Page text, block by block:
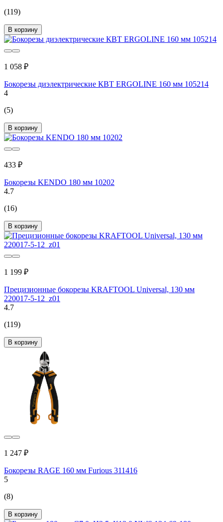
(119)
В корзину
1 058 ₽
Бокорезы диэлектрические КВТ ERGOLINE 160 мм 105214
4
(5)
В корзину
433 ₽
Бокорезы KENDO 180 мм 10202
4.7
(16)
В корзину
1 199 ₽
Прецизионные бокорезы KRAFTOOL Universal, 130 мм
220017-5-12_z01
4.7
(119)
В корзину
1 247 ₽
Бокорезы RAGE 160 мм Furious 311416
5
(8)
В корзину